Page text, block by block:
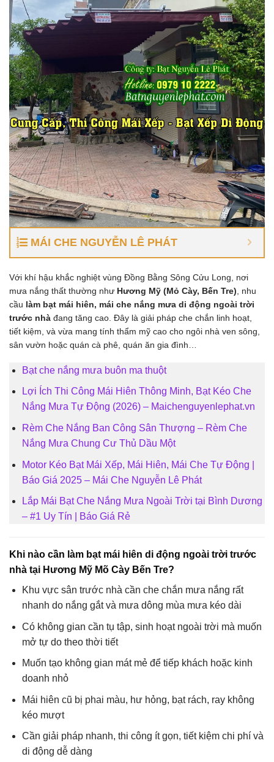
MÁI CHE NGUYỄN LÊ PHÁT
Với khí hậu khắc nghiệt vùng Đồng Bằng Sông Cửu Long, nơi
mưa nắng thất thường như Hương Mỹ (Mỏ Cày, Bến Tre) , nhu
cầu làm bạt mái hiên, mái che nắng mưa di động ngoài trời
trước nhà đang tăng cao. Đây là giải pháp che chắn linh hoạt,
tiết kiệm, và vừa mang tính thẩm mỹ cao cho ngôi nhà ven sông,
sân vườn hoặc quán cà phê, quán ăn gia đình…
Bạt che nắng mưa buôn ma thuột
Lợi Ích Thi Công Mái Hiên Thông Minh, Bạt Kéo Che
Nắng Mưa Tự Động (2026) – Maichenguyenlephat.vn
Rèm Che Nắng Ban Công Sân Thượng – Rèm Che
Nắng Mưa Chung Cư Thủ Dầu Một
Motor Kéo Bạt Mái Xếp, Mái Hiên, Mái Che Tự Động |
Báo Giá 2025 – Mái Che Nguyễn Lê Phát
Lắp Mái Bạt Che Nắng Mưa Ngoài Trời tại Bình Dương
– #1 Uy Tín | Báo Giá Rẻ
Khi nào cần làm bạt mái hiên di động ngoài trời trước
nhà tại Hương Mỹ Mõ Cày Bến Tre?
Khu vực sân trước nhà cần che chắn mưa nắng rất
nhanh do nắng gắt và mưa dông mùa mưa kéo dài
Có không gian cần tụ tập, sinh hoạt ngoài trời mà muốn
mở tự do theo thời tiết
Muốn tạo không gian mát mẻ để tiếp khách hoặc kinh
doanh nhỏ
Mái hiên cũ bị phai màu, hư hỏng, bạt rách, ray không
kéo mượt
Cần giải pháp nhanh, thi công ít gọn, tiết kiệm chi phí và
di động dễ dàng